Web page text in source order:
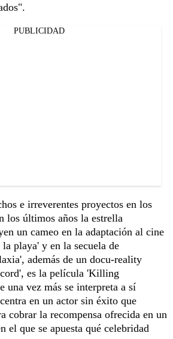
PUBLICIDAD
e irreverentes proyectos en los
los últimos años la estrella
un cameo en la adaptación al cine
playa' y en la secuela de
además de un docu-reality
es la película 'Killing
una vez más se interpreta a sí
en un actor sin éxito que
cobrar la recompensa ofrecida en un
el que se apuesta qué celebridad